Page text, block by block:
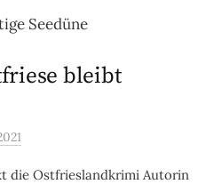
bleibt
die Ostfrieslandkrimi Autorin